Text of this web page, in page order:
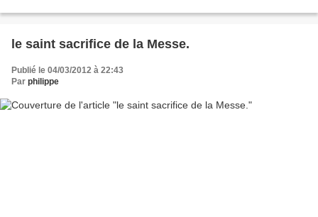
le saint sacrifice de la Messe.
Publié le 04/03/2012 à 22:43
Par philippe